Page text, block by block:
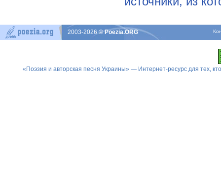
2003-2026© Poezia.ORG
«Поэзия и авторская песня Украины» — Интернет-ресурс для тех,